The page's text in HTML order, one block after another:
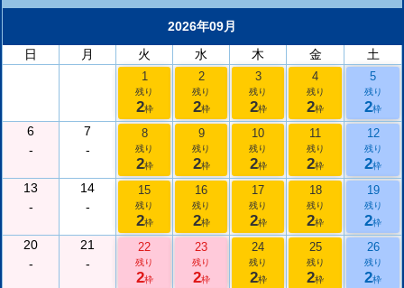
2026年09月
日
月 火 水 木 金 土
1
残り
2枠
2
残り
2枠
3
残り
2枠
4
残り
2枠
5
残り
2枠
6
-
7
-
8
残り
2枠
9
残り
2枠
10
残り
2枠
11
残り
2枠
12
残り
2枠
13
-
14
-
15
残り
2枠
16
残り
2枠
17
残り
2枠
18
残り
2枠
19
残り
2枠
20
-
21
-
22
残り
2枠
23
残り
2枠
24
残り
2枠
25
残り
2枠
26
残り
2枠